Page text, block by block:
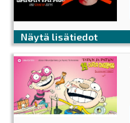
Näytä lisätiedot